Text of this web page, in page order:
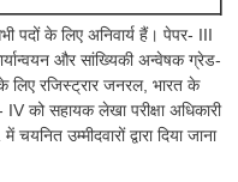
के लिए अनिवार्य हैं। पेपर- III
और सांख्यिकी अन्वेषक ग्रेड-
लिए रजिस्ट्रार जनरल, भारत के
को सहायक लेखा परीक्षा अधिकारी
उम्मीदवारों द्वारा दिया जाना